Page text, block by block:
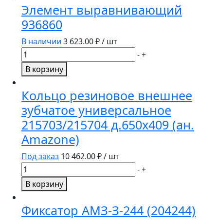
3875300
HA140
Элемент выравнивающий
936860
В наличии 3 623.00₽ / шт
Количество
товара
Элемент
936860
-+
В корзину
Кольцо резиновое внешнее
зубчатое универсальное
215703/215704 д.650х409 (ан.
Amazone)
Под заказ 10 462.00₽ / шт
Количество
товара
Кольцо
внешнее
-+
В корзину
Фиксатор АМЗ-З-244 (204244)